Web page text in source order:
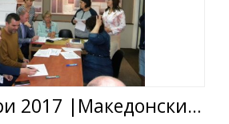
22 септември 2017 |Македонските библиотекари дискутираа за Глобалната визија на библиотеките